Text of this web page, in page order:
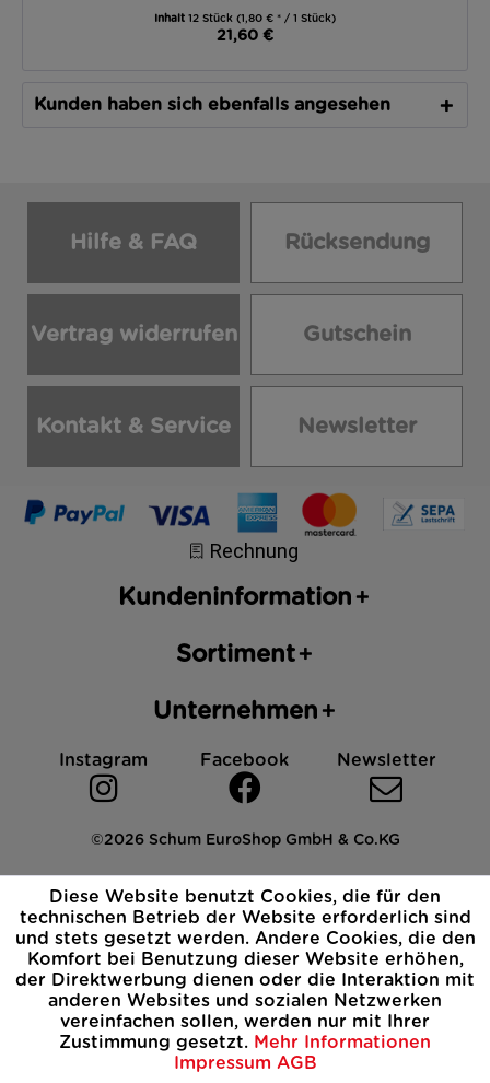
Inhalt 12 Stück (1,80 € * / 1 Stück)
21,60 €
Kunden haben sich ebenfalls angesehen
Hilfe & FAQ Rücksendung
Vertrag widerrufen Gutschein
Kontakt & Service Newsletter
Kundeninformation
Sortiment
Unternehmen
Instagram Facebook Newsletter
©2026 Schum EuroShop GmbH & Co.KG
Impressum Datenschutz AGB Cookies
Widerrufsbelehrung
Diese Website benutzt Cookies, die für den
technischen Betrieb der Website erforderlich sind
und stets gesetzt werden. Andere Cookies, die den
Komfort bei Benutzung dieser Website erhöhen,
der Direktwerbung dienen oder die Interaktion mit
anderen Websites und sozialen Netzwerken
vereinfachen sollen, werden nur mit Ihrer
Zustimmung gesetzt. Mehr Informationen
Impressum AGB